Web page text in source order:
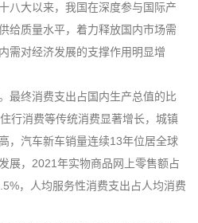
八大以来，我国在深度参与国际产
给质量水平，着力释放国内市场需
需对经济发展的支撑作用明显增
最终消费支出占国内生产总值的比
行消费等传统消费显著增长，城镇
，汽车新车销量连续13年位居全球
展，2021年实物商品网上零售额占
，人均服务性消费支出占人均消费